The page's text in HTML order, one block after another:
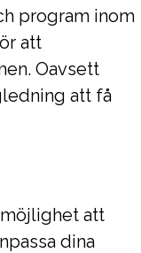
program inom
att
Oavsett
att få
att
dina